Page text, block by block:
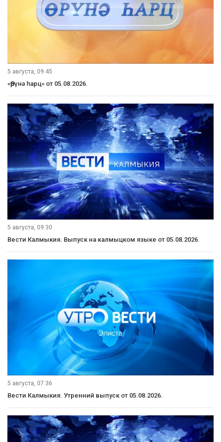
5 августа, 09:45
«Өрүнә һарц» от 05.08.2026.
5 августа, 09:30
Вести Калмыкия. Выпуск на калмыцком языке от 05.08.2026.
5 августа, 07:36
Вести Калмыкия. Утренний выпуск от 05.08.2026.